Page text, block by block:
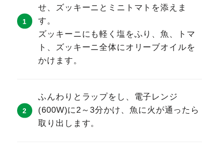
せ、ズッキーニとミニトマトを添えま
す。
ズッキーニにも軽く塩をふり、魚、トマ
ト、ズッキーニ全体にオリーブオイルを
かけます。
ふんわりとラップをし、電子レンジ
(600W)に2～3分かけ、魚に火が通ったら
取り出します。